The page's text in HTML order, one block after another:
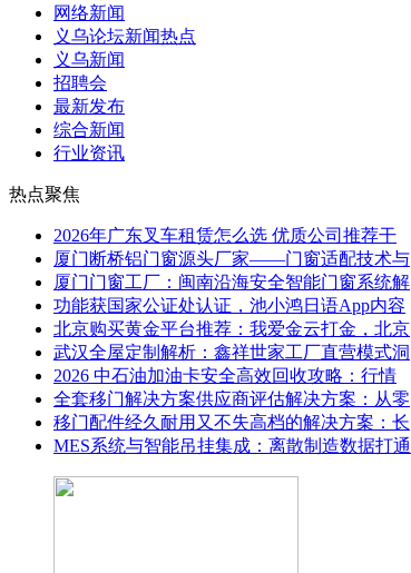
网络新闻
义乌论坛新闻热点
义乌新闻
招聘会
最新发布
综合新闻
行业资讯
热点聚焦
2026年广东叉车租赁怎么选 优质公司推荐干
厦门断桥铝门窗源头厂家——门窗适配技术与
厦门门窗工厂：闽南沿海安全智能门窗系统解
功能获国家公证处认证，池小鸿日语App内容
北京购买黄金平台推荐：我爱金云打金，北京
武汉全屋定制解析：鑫祥世家工厂直营模式洞
2026 中石油加油卡安全高效回收攻略：行情
全套移门解决方案供应商评估解决方案：从零
移门配件经久耐用又不失高档的解决方案：长
MES系统与智能吊挂集成：离散制造数据打通